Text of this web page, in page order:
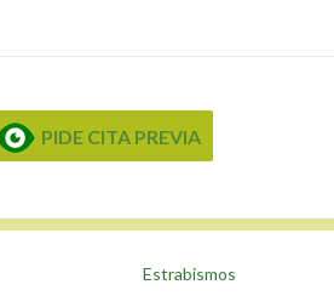
PIDE CITA PREVIA
Estrabismos